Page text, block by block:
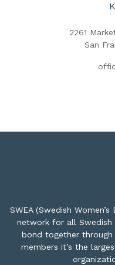
2261
San
SWEA (Swedish
network for all Swedish
bond together
members it’s the